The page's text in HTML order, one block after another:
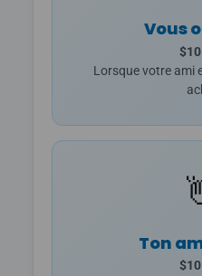
Vous
$10
Lorsque votre ami
Ton
$10